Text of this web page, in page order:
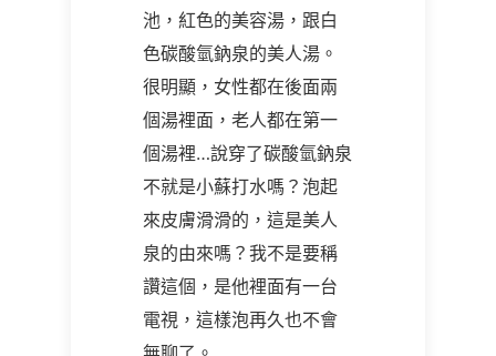
池，紅色的美容湯，跟白
色碳酸氫鈉泉的美人湯。
很明顯，女性都在後面兩
個湯裡面，老人都在第一
個湯裡…說穿了碳酸氫鈉泉
不就是小蘇打水嗎？泡起
來皮膚滑滑的，這是美人
泉的由來嗎？我不是要稱
讚這個，是他裡面有一台
電視，這樣泡再久也不會